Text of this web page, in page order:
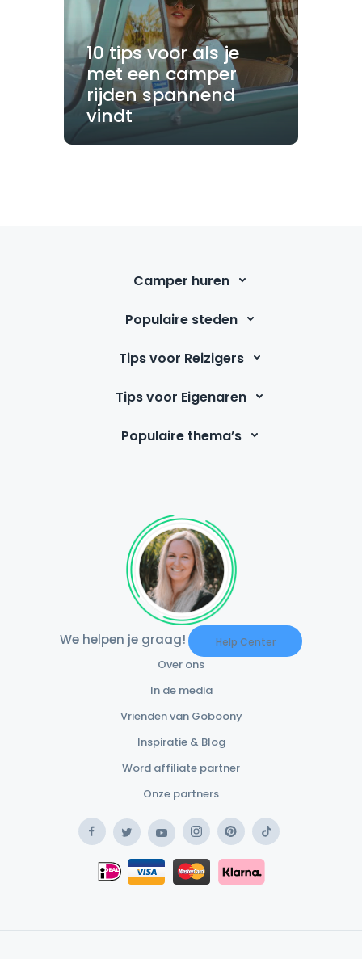
10 tips voor als je
met een camper
rijden spannend
vindt
Camper huren
Populaire steden
Tips voor Reizigers
Tips voor Eigenaren
Populaire thema’s
We helpen je graag! Help Center
Over ons
In de media
Vrienden van Goboony
Inspiratie & Blog
Word affiliate partner
Onze partners
FacebookTwitterYouTubeInstagramPinterestTikTok
iDEAL
Safe Payment Card
Safe Payment Klarna